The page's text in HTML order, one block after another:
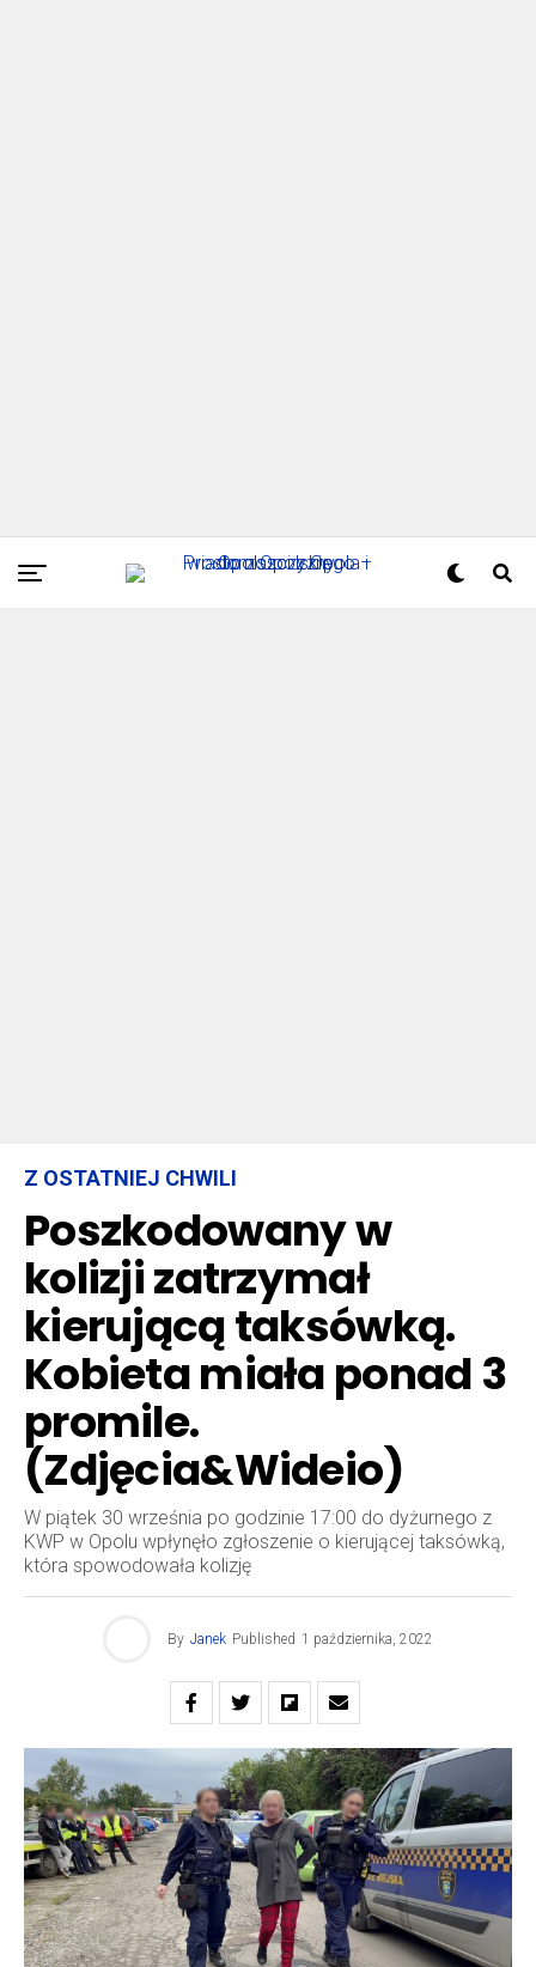
Z OSTATNIEJ CHWILI
Poszkodowany w
kolizji zatrzymał
kierującą taksówką.
Kobieta miała ponad 3
promile.
(Zdjęcia&Wideio)
W piątek 30 września po godzinie 17:00 do dyżurnego z
KWP w Opolu wpłynęło zgłoszenie o kierującej taksówką,
która spowodowała kolizję
By Janek Published 1 października, 2022